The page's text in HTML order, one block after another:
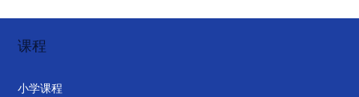
课程
小学课程